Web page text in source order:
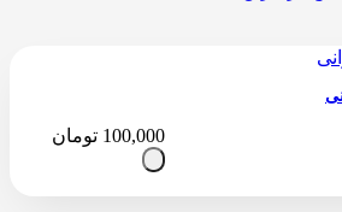
100,000 تومان